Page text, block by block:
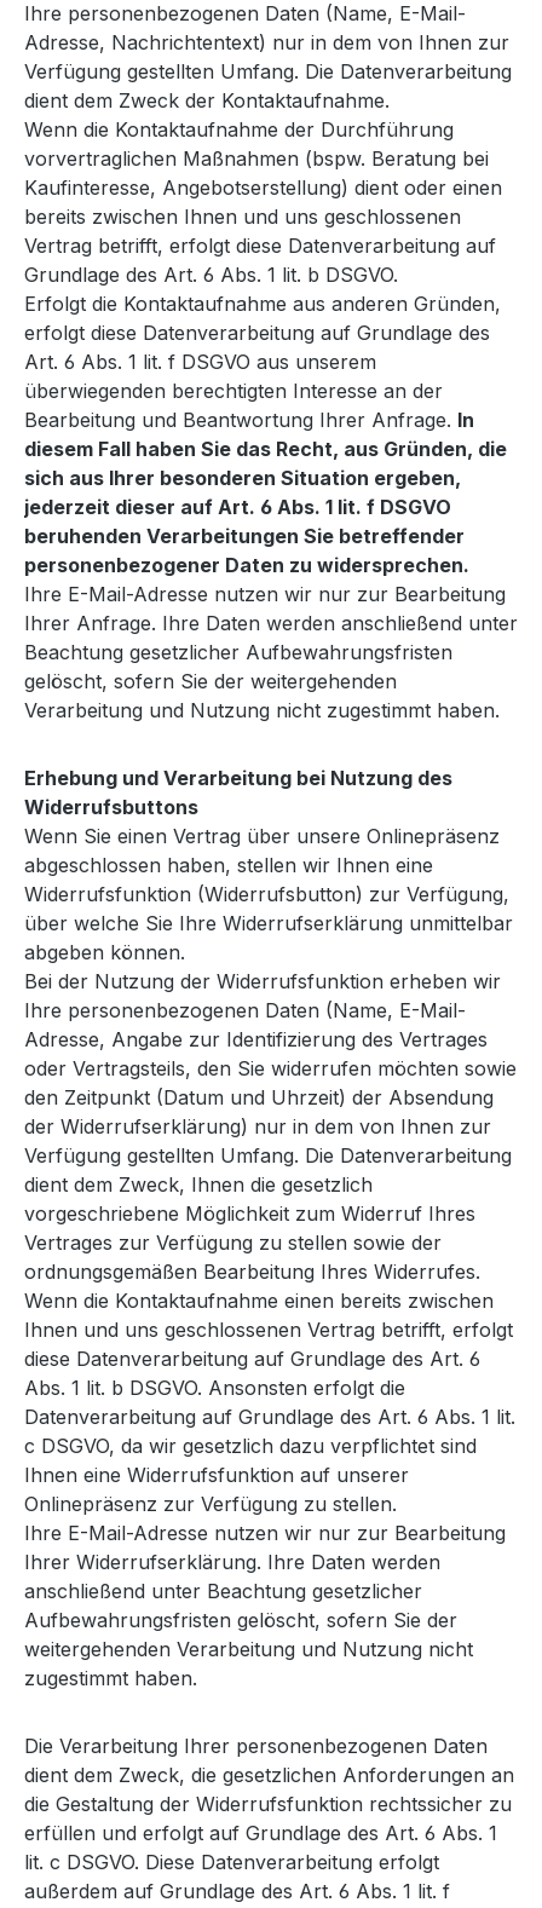
Ihre personenbezogenen Daten (Name, E-Mail-
Adresse, Nachrichtentext) nur in dem von Ihnen zur
Verfügung gestellten Umfang. Die Datenverarbeitung
dient dem Zweck der Kontaktaufnahme.
Wenn die Kontaktaufnahme der Durchführung
vorvertraglichen Maßnahmen (bspw. Beratung bei
Kaufinteresse, Angebotserstellung) dient oder einen
bereits zwischen Ihnen und uns geschlossenen
Vertrag betrifft, erfolgt diese Datenverarbeitung auf
Grundlage des Art. 6 Abs. 1 lit. b DSGVO.
Erfolgt die Kontaktaufnahme aus anderen Gründen,
erfolgt diese Datenverarbeitung auf Grundlage des
Art. 6 Abs. 1 lit. f DSGVO aus unserem
überwiegenden berechtigten Interesse an der
Bearbeitung und Beantwortung Ihrer Anfrage. In
diesem Fall haben Sie das Recht, aus Gründen, die
sich aus Ihrer besonderen Situation ergeben,
jederzeit dieser auf Art. 6 Abs. 1 lit. f DSGVO
beruhenden Verarbeitungen Sie betreffender
personenbezogener Daten zu widersprechen.
Ihre E-Mail-Adresse nutzen wir nur zur Bearbeitung
Ihrer Anfrage. Ihre Daten werden anschließend unter
Beachtung gesetzlicher Aufbewahrungsfristen
gelöscht, sofern Sie der weitergehenden
Verarbeitung und Nutzung nicht zugestimmt haben.
Erhebung und Verarbeitung bei Nutzung des
Widerrufsbuttons
Wenn Sie einen Vertrag über unsere Onlinepräsenz
abgeschlossen haben, stellen wir Ihnen eine
Widerrufsfunktion (Widerrufsbutton) zur Verfügung,
über welche Sie Ihre Widerrufserklärung unmittelbar
abgeben können.
Bei der Nutzung der Widerrufsfunktion erheben wir
Ihre personenbezogenen Daten (Name, E-Mail-
Adresse, Angabe zur Identifizierung des Vertrages
oder Vertragsteils, den Sie widerrufen möchten sowie
den Zeitpunkt (Datum und Uhrzeit) der Absendung
der Widerrufserklärung) nur in dem von Ihnen zur
Verfügung gestellten Umfang. Die Datenverarbeitung
dient dem Zweck, Ihnen die gesetzlich
vorgeschriebene Möglichkeit zum Widerruf Ihres
Vertrages zur Verfügung zu stellen sowie der
ordnungsgemäßen Bearbeitung Ihres Widerrufes.
Wenn die Kontaktaufnahme einen bereits zwischen
Ihnen und uns geschlossenen Vertrag betrifft, erfolgt
diese Datenverarbeitung auf Grundlage des Art. 6
Abs. 1 lit. b DSGVO. Ansonsten erfolgt die
Datenverarbeitung auf Grundlage des Art. 6 Abs. 1 lit.
c DSGVO, da wir gesetzlich dazu verpflichtet sind
Ihnen eine Widerrufsfunktion auf unserer
Onlinepräsenz zur Verfügung zu stellen.
Ihre E-Mail-Adresse nutzen wir nur zur Bearbeitung
Ihrer Widerrufserklärung. Ihre Daten werden
anschließend unter Beachtung gesetzlicher
Aufbewahrungsfristen gelöscht, sofern Sie der
weitergehenden Verarbeitung und Nutzung nicht
zugestimmt haben.
Die Verarbeitung Ihrer personenbezogenen Daten
dient dem Zweck, die gesetzlichen Anforderungen an
die Gestaltung der Widerrufsfunktion rechtssicher zu
erfüllen und erfolgt auf Grundlage des Art. 6 Abs. 1
lit. c DSGVO. Diese Datenverarbeitung erfolgt
außerdem auf Grundlage des Art. 6 Abs. 1 lit. f